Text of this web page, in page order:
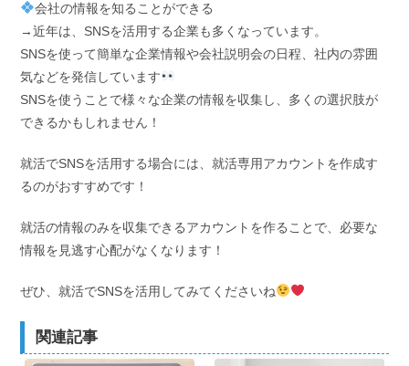
会社の情報を知ることができる
→近年は、SNSを活用する企業も多くなっています。
SNSを使って簡単な企業情報や会社説明会の日程、社内の雰囲
気などを発信しています
SNSを使うことで様々な企業の情報を収集し、多くの選択肢が
できるかもしれません！
就活でSNSを活用する場合には、就活専用アカウントを作成す
るのがおすすめです！
就活の情報のみを収集できるアカウントを作ることで、必要な
情報を見逃す心配がなくなります！
ぜひ、就活でSNSを活用してみてくださいね
関連記事